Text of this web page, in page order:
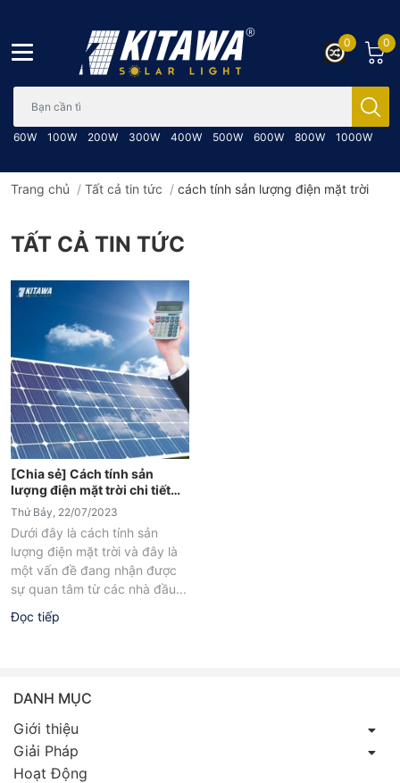
60W 100W 200W 300W 400W 500W 600W 800W 1000W
0
0
Trang chủ / Tất cả tin tức / cách tính sản lượng điện mặt trời
TẤT CẢ TIN TỨC
[Chia sẻ] Cách tính sản
lượng điện mặt trời chi tiết
nhất
Thứ Bảy, 22/07/2023
Dưới đây là cách tính sản
lượng điện mặt trời và đây là
một vấn đề đang nhận được
sự quan tâm từ các nhà đầu...
Đọc tiếp
DANH MỤC
Giới thiệu
Giải Pháp
Hoạt Động